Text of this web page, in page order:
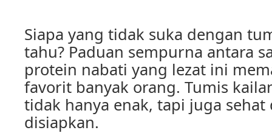
Siapa yang tidak suka dengan
tahu? Paduan sempurna antara
protein nabati yang lezat ini
favorit banyak orang. Tumis
tidak hanya enak, tapi juga
disiapkan.